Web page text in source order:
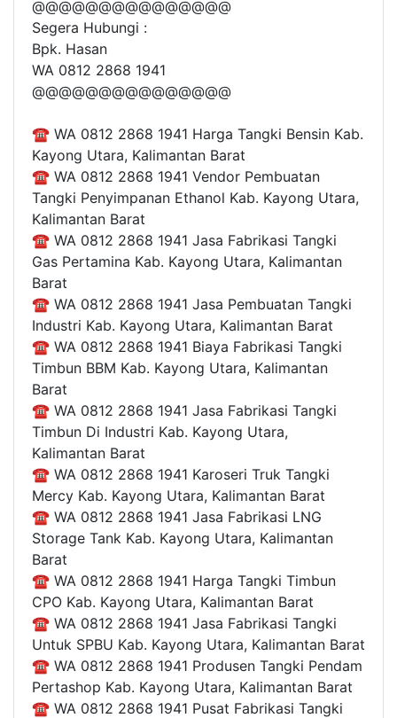
@@@@@@@@@@@@@@@
Segera Hubungi :
Bpk. Hasan
WA 0812 2868 1941
@@@@@@@@@@@@@@@
☎ WA 0812 2868 1941 Harga Tangki Bensin Kab.
Kayong Utara, Kalimantan Barat
☎ WA 0812 2868 1941 Vendor Pembuatan
Tangki Penyimpanan Ethanol Kab. Kayong Utara,
Kalimantan Barat
☎ WA 0812 2868 1941 Jasa Fabrikasi Tangki
Gas Pertamina Kab. Kayong Utara, Kalimantan
Barat
☎ WA 0812 2868 1941 Jasa Pembuatan Tangki
Industri Kab. Kayong Utara, Kalimantan Barat
☎ WA 0812 2868 1941 Biaya Fabrikasi Tangki
Timbun BBM Kab. Kayong Utara, Kalimantan
Barat
☎ WA 0812 2868 1941 Jasa Fabrikasi Tangki
Timbun Di Industri Kab. Kayong Utara,
Kalimantan Barat
☎ WA 0812 2868 1941 Karoseri Truk Tangki
Mercy Kab. Kayong Utara, Kalimantan Barat
☎ WA 0812 2868 1941 Jasa Fabrikasi LNG
Storage Tank Kab. Kayong Utara, Kalimantan
Barat
☎ WA 0812 2868 1941 Harga Tangki Timbun
CPO Kab. Kayong Utara, Kalimantan Barat
☎ WA 0812 2868 1941 Jasa Fabrikasi Tangki
Untuk SPBU Kab. Kayong Utara, Kalimantan Barat
☎ WA 0812 2868 1941 Produsen Tangki Pendam
Pertashop Kab. Kayong Utara, Kalimantan Barat
☎ WA 0812 2868 1941 Pusat Fabrikasi Tangki